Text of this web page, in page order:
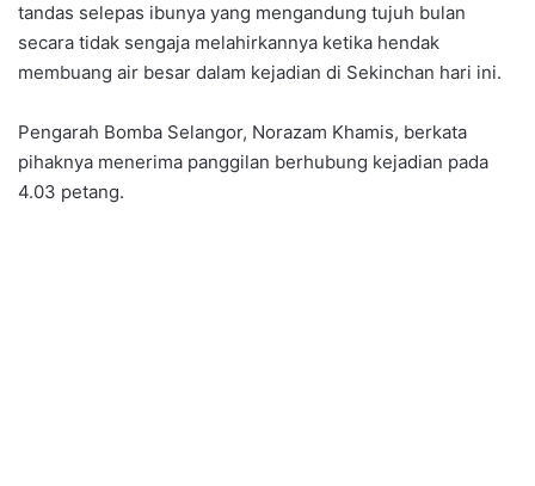
tandas selepas ibunya yang mengandung tujuh bulan
secara tidak sengaja melahirkannya ketika hendak
membuang air besar dalam kejadian di Sekinchan hari ini.
Pengarah Bomba Selangor, Norazam Khamis, berkata
pihaknya menerima panggilan berhubung kejadian pada
4.03 petang.